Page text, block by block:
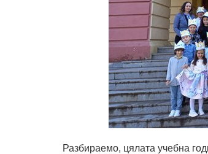
Разбираемо, цялата учебна